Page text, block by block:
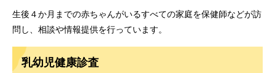
生後４か月までの赤ちゃんがいるすべての家庭を保健師などが訪
問し、相談や情報提供を行っています。
乳幼児健康診査